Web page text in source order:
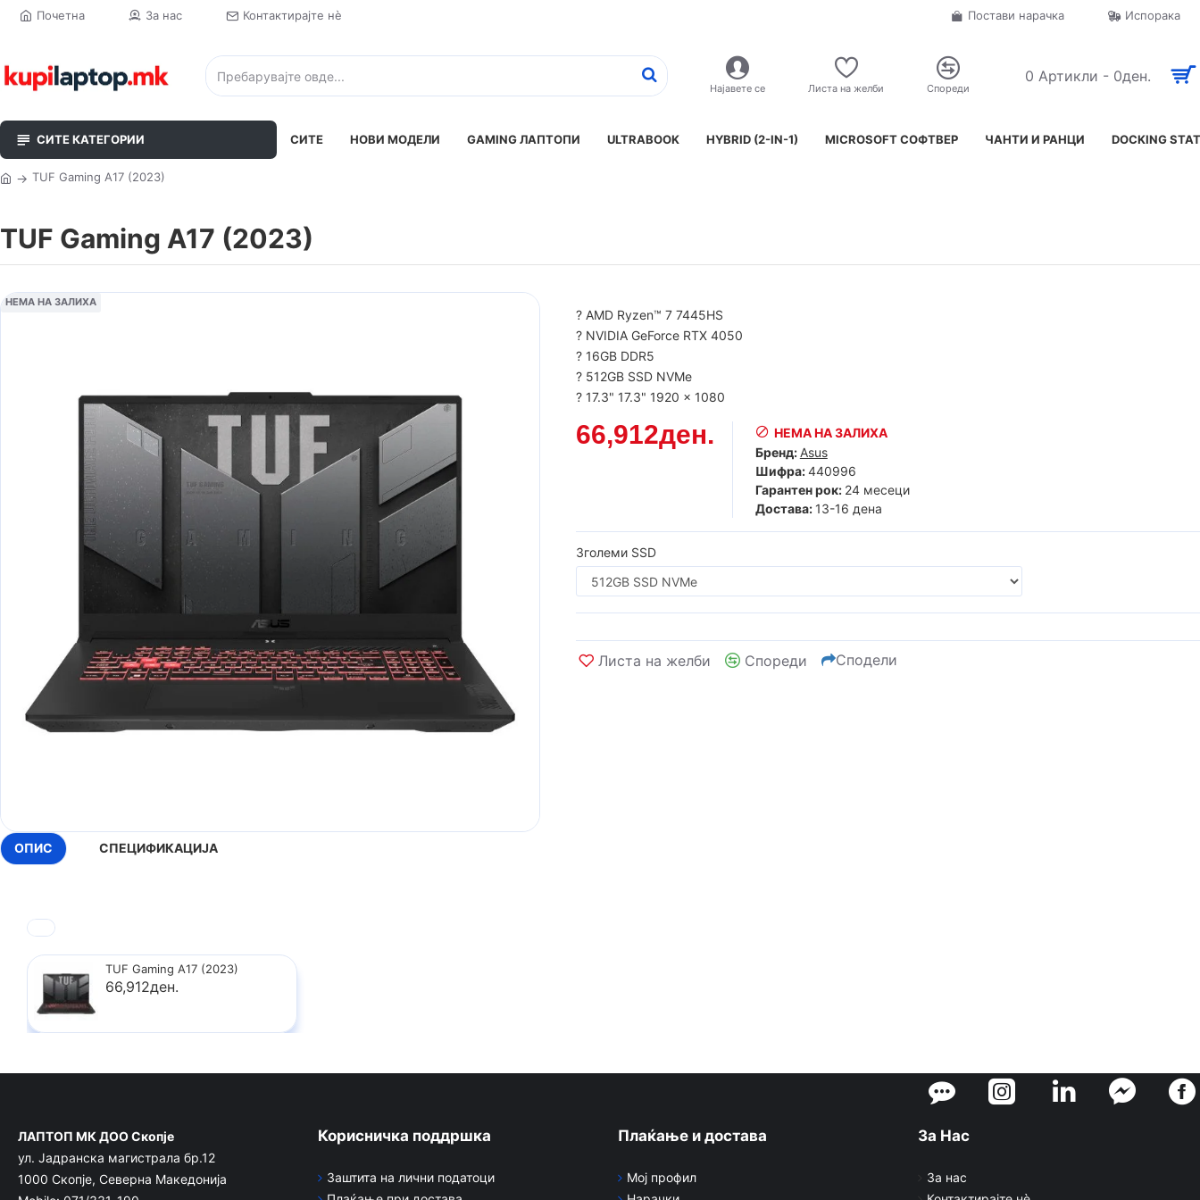
Почетна За нас Контактирајте нè Постави нарачка Испорака
Најавете се Листа на желби Спореди
0 Артикли - 0ден.
СИТЕ КАТЕГОРИИ СИТЕ НОВИ МОДЕЛИ GAMING ЛАПТОПИ ULTRABOOK HYBRID (2-IN-1) MICROSOFT СОФТВЕР ЧАНТИ И РАНЦИ DOCKING
TUF Gaming A17 (2023)
TUF Gaming A17 (2023)
НЕМА НА ЗАЛИХА
? AMD Ryzen™ 7 7445HS
? NVIDIA GeForce RTX 4050
? 16GB DDR5
? 512GB SSD NVMe
? 17.3" 17.3" 1920 x 1080
66,912ден.
НЕМА НА ЗАЛИХА
Бренд: Asus
Шифра:440996
Гарантен рок: 24 месеци
Достава: 13-16 дена
Зголеми SSD
Листа на желби Спореди Сподели
ОПИС СПЕЦИФИКАЦИЈА
TUF Gaming A17 (2023)
66,912ден.
ЛАПТОП МК ДОО Скопје
ул. Јадранска магистрала бр.12
1000 Скопје, Северна Македонија
Корисничка поддршка
Заштита на лични податоци
Плаќање и достава
Мој профил
За Нас
За нас